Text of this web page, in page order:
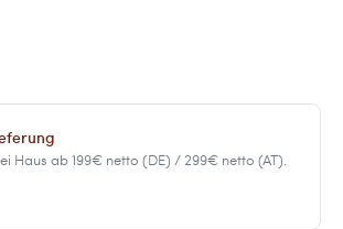
Haus ab 199€ netto (DE) / 299€ netto (AT).